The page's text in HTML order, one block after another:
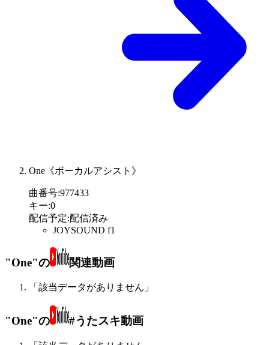
One《ボーカルアシスト》
曲番号:977433
キー:0
配信予定:配信済み
JOYSOUND f1
"One"の 関連動画
「該当データがありません」
"One"の #うたスキ動画